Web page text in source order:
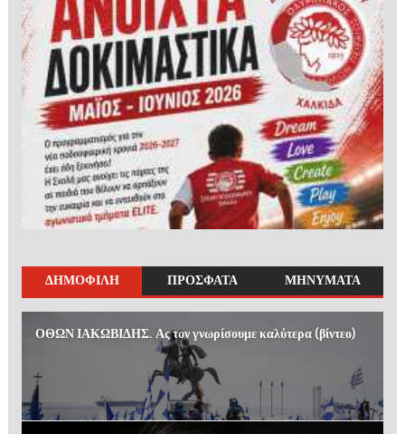
ΔΗΜΟΦΙΛΗ ΠΡΟΣΦΑΤΑ ΜΗΝΥΜΑΤΑ
ΟΘΩΝ ΙΑΚΩΒΙΔΗΣ. Ας τον γνωρίσουμε καλύτερα (βίντεο)